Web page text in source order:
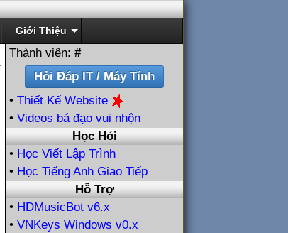
Giới Thiệu
Thành viên: #
• Thiết Kế Website
• Videos bá đạo vui nhộn
Học Hỏi
• Học Viết Lập Trình
• Học Tiếng Anh Giao Tiếp
Hỗ Trợ
• HDMusicBot v6.x
• VNKeys Windows v0.x